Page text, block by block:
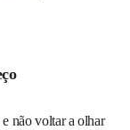
e não voltar a olhar